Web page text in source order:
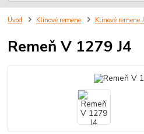
Úvod Klinové remene Klinové remene J
Remeň V 1279 J4